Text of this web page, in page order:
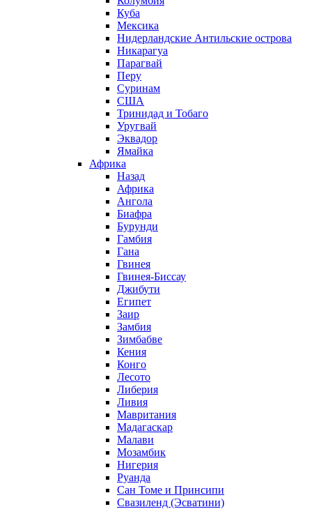
Куба
Мексика
Нидерландские Антильские острова
Никарагуа
Парагвай
Перу
Суринам
США
Тринидад и Тобаго
Уругвай
Эквадор
Ямайка
Африка
Назад
Африка
Ангола
Биафра
Бурунди
Гамбия
Гана
Гвинея
Гвинея-Биссау
Джибути
Египет
Заир
Замбия
Зимбабве
Кения
Конго
Лесото
Либерия
Ливия
Мавритания
Мадагаскар
Малави
Мозамбик
Нигерия
Руанда
Сан Томе и Принсипи
Свазиленд (Эсватини)